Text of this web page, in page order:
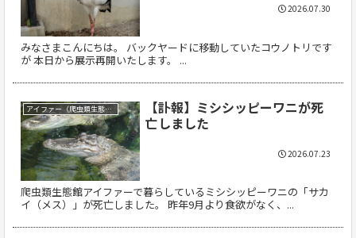
みなさまこんにちは。 バックヤードに移動していたコウノトリです
が 本日から展示再開いたします。 ...
2026.07.30
アイファー（爬虫類生態館）
【訃報】ミシシッピーワニが死
亡しました
爬虫類生態館アイファーで暮らしているミシシッピーワニの「サカ
イ（メス）」が死亡しました。 昨年9月より食欲がなく、...
2026.07.23